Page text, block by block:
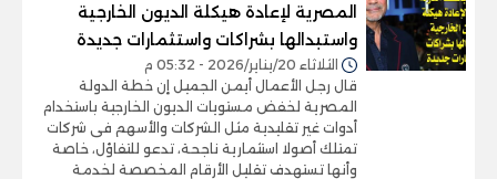
المصرية لإعادة هيكلة الديون الخارجية
واستبدالها بشراكات واستثمارات جديدة
الثلاثاء 20/يناير/2026 - 05:32 م
قال رجل الأعمال أيمن الجميل إن خطة الدولة
المصرية لخفض مستويات الديون الخارجية باستخدام
أدوات غير تقليدية مثل الشركات والأسهم فى شركات
تمتلك أصولا استثمارية ناجحة، تدعو للتفاؤل، خاصة
وأنها تستهدف تقليل الأرقام المخصصة لخدمة